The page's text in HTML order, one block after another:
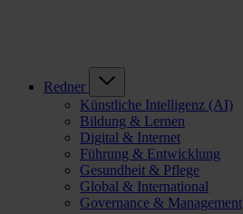
Redner
Künstliche Intelligenz (AI)
Bildung & Lernen
Digital & Internet
Führung & Entwicklung
Gesundheit & Pflege
Global & International
Governance & Management